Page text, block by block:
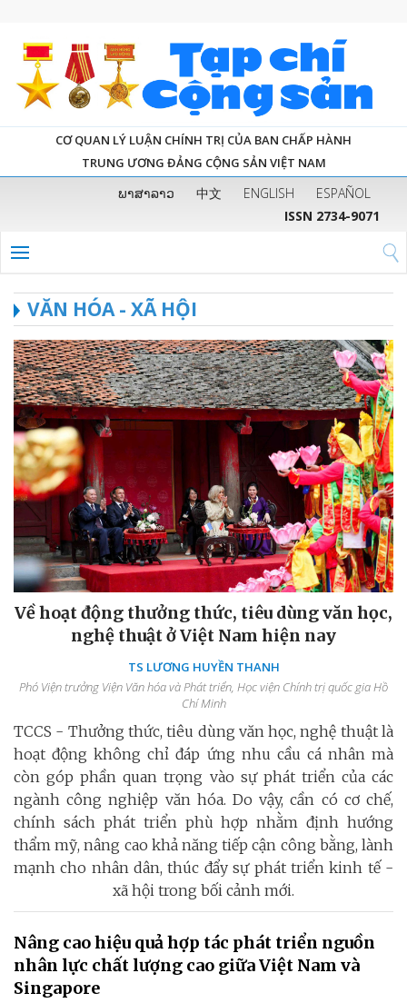
CƠ QUAN LÝ LUẬN CHÍNH TRỊ CỦA BAN CHẤP HÀNH
TRUNG ƯƠNG ĐẢNG CỘNG SẢN VIỆT NAM
ພາສາລາວ 中文 ENGLISH
ESPAÑOL
ISSN 2734-9071
VĂN HÓA - XÃ HỘI
Về hoạt động thưởng thức, tiêu dùng văn học,
nghệ thuật ở Việt Nam hiện nay
TS LƯƠNG HUYỀN THANH
Phó Viện trưởng Viện Văn hóa và Phát triển, Học viện Chính trị quốc gia Hồ
Chí Minh
TCCS - Thưởng thức, tiêu dùng văn học, nghệ thuật là
hoạt động không chỉ đáp ứng nhu cầu cá nhân mà
còn góp phần quan trọng vào sự phát triển của các
ngành công nghiệp văn hóa. Do vậy, cần có cơ chế,
chính sách phát triển phù hợp nhằm định hướng
thẩm mỹ, nâng cao khả năng tiếp cận công bằng, lành
mạnh cho nhân dân, thúc đẩy sự phát triển kinh tế -
xã hội trong bối cảnh mới.
Nâng cao hiệu quả hợp tác phát triển nguồn
nhân lực chất lượng cao giữa Việt Nam và
Singapore